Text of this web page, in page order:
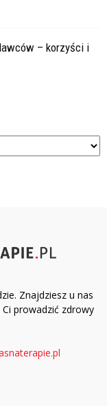
– korzyści i
Znajdziesz u nas
prowadzić zdrowy